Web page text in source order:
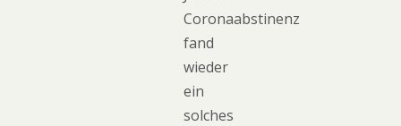
Coronaabstinenz
fand
wieder
ein
solches